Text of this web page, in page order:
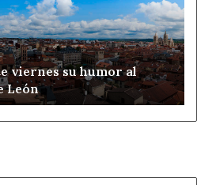
viernes su humor al
León